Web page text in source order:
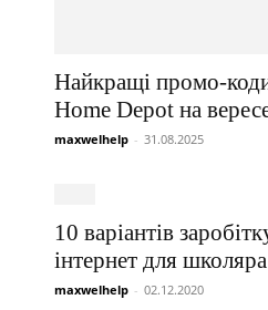
Найкращі промо-
Home Depot на
maxwelhelp - 31.08.2025
10 варіантів
інтернет для школяра
maxwelhelp - 02.12.2020